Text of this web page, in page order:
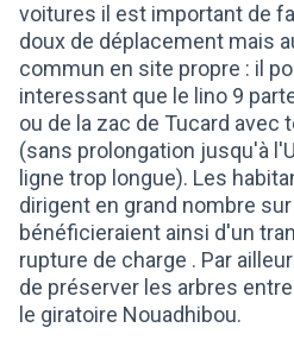
voitures il est important de
doux de déplacement mais
commun en site propre : il
interessant que le lino 9
ou de la zac de Tucard avec
(sans prolongation jusqu'à
ligne trop longue). Les
dirigent en grand nombre
bénéficieraient ainsi d'un
rupture de charge . Par
de préserver les arbres
le giratoire Nouadhibou.